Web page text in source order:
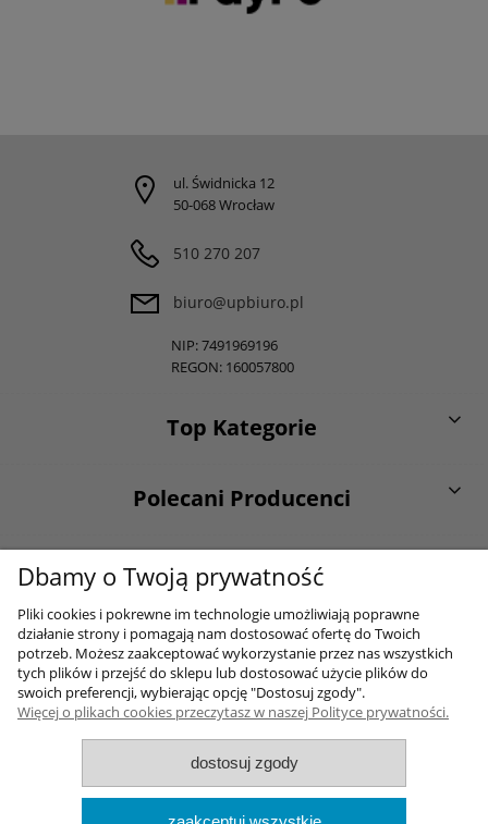
ul. Świdnicka 12
50-068 Wrocław
510 270 207
biuro@upbiuro.pl
NIP: 7491969196
REGON: 160057800
Top Kategorie
Polecani Producenci
O firmie
Moje konto
Sklep internetowy Shoper.pl
2017-2026 Wszelkie prawa zastrzezone
Wykonane przezOnisoft
Dbamy o Twoją prywatność
Pliki cookies i pokrewne im technologie umożliwiają poprawne
działanie strony i pomagają nam dostosować ofertę do Twoich
potrzeb. Możesz zaakceptować wykorzystanie przez nas wszystkich
tych plików i przejść do sklepu lub dostosować użycie plików do
swoich preferencji, wybierając opcję "Dostosuj zgody".
Więcej o plikach cookies przeczytasz w naszej Polityce prywatności.
dostosuj zgody